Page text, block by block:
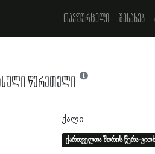
თავფურცელი შესახებ
წერეთელი
ქალი
ქართველთა შორის წერა-